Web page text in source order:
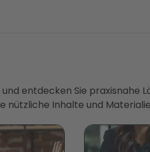
entdecken Sie praxisnahe
nützliche Inhalte und